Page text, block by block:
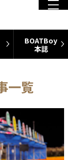
BOATBoy
本誌
一覧